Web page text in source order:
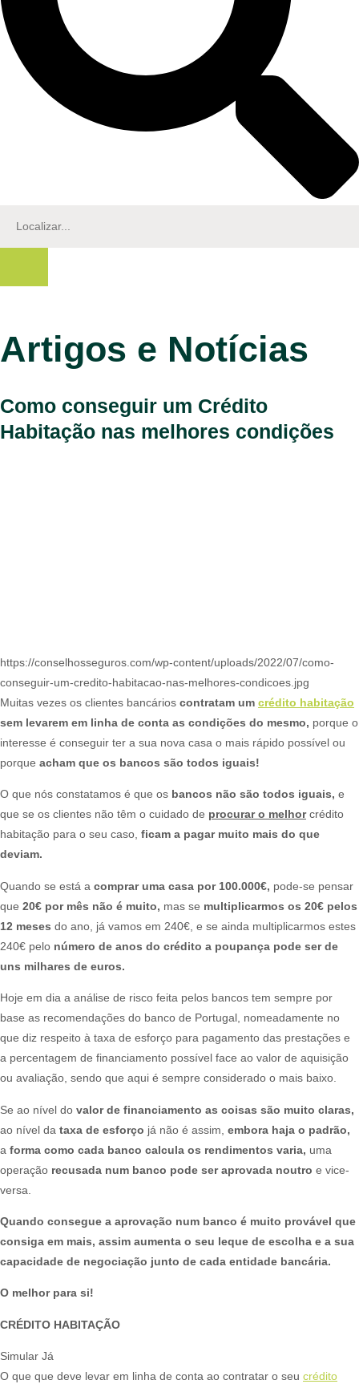
Artigos e Notícias
Como conseguir um Crédito
Habitação nas melhores condições
https://conselhosseguros.com/wp-content/uploads/2022/07/como-
conseguir-um-credito-habitacao-nas-melhores-condicoes.jpg
Muitas vezes os clientes bancários contratam um crédito habitação
sem levarem em linha de conta as condições do mesmo, porque o
interesse é conseguir ter a sua nova casa o mais rápido possível ou
porque acham que os bancos são todos iguais!
O que nós constatamos é que os bancos não são todos iguais, e
que se os clientes não têm o cuidado de procurar o melhorcrédito
habitação para o seu caso, ficam a pagar muito mais do que
deviam.
Quando se está a comprar uma casa por 100.000€, pode-se pensar
que 20€ por mês não é muito, mas se multiplicarmos os 20€ pelos
12 meses do ano, já vamos em 240€, e se ainda multiplicarmos estes
240€ pelo número de anos do crédito a poupança pode ser de
uns milhares de euros.
Hoje em dia a análise de risco feita pelos bancos tem sempre por
base as recomendações do banco de Portugal, nomeadamente no
que diz respeito à taxa de esforço para pagamento das prestações e
a percentagem de financiamento possível face ao valor de aquisição
ou avaliação, sendo que aqui é sempre considerado o mais baixo.
Se ao nível do valor de financiamento as coisas são muito claras,
ao nível da taxa de esforço já não é assim, embora haja o padrão,
a forma como cada banco calcula os rendimentos varia, uma
operação recusada num banco pode ser aprovada noutro e vice-
versa.
Quando consegue a aprovação num banco é muito provável que
consiga em mais, assim aumenta o seu leque de escolha e a sua
capacidade de negociação junto de cada entidade bancária.
O melhor para si!
CRÉDITO HABITAÇÃO
Simular Já
O que que deve levar em linha de conta ao contratar o seu crédito